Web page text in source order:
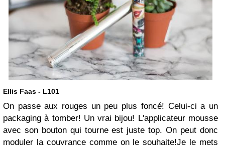
Ellis Faas - L101
On passe aux rouges un peu plus foncé! Celui-ci a un
packaging à tomber! Un vrai bijou! L'applicateur mousse
avec son bouton qui tourne est juste top. On peut donc
moduler la couvrance comme on le souhaite!Je le mets